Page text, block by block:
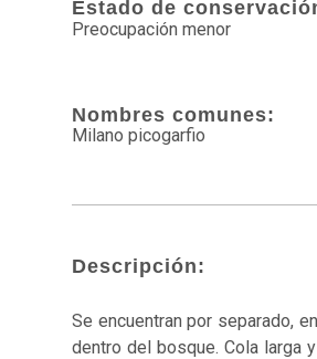
Estado de
Preocupación menor
Nombres comunes:
Milano picogarfio
Descripción:
Se encuentran por separado,
dentro del bosque. Cola larga